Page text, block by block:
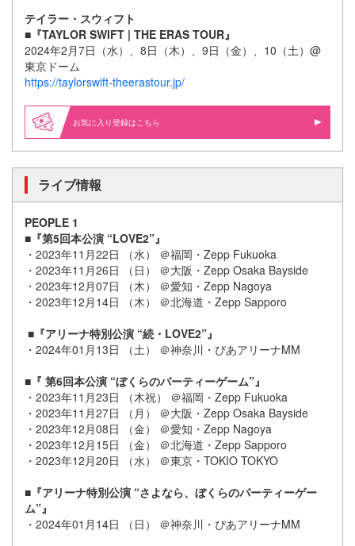
テイラー・スウィフト
■『TAYLOR SWIFT | THE ERAS TOUR』
2024年2月7日（水）、8日（木）、9日（金）、10（土）@
東京ドーム
https://taylorswift-theerastour.jp/
お気に入り登録はこちら
ライブ情報
PEOPLE 1
■『第5回本公演 “LOVE2”』
・2023年11月22日 （水） ＠福岡・Zepp Fukuoka
・2023年11月26日 （日） ＠大阪・Zepp Osaka Bayside
・2023年12月07日 （木） ＠愛知・Zepp Nagoya
・2023年12月14日 （木） ＠​北海道・Zepp Sapporo
■『アリーナ特別公演 “続・LOVE2”』
・2024年01月13日 （土） ＠神奈川・ぴあアリーナMM
■『 第6回本公演 “ぼくらのパーティーゲーム”』
・2023年11月23日 （木祝） ＠福岡・Zepp Fukuoka
・2023年11月27日 （月） ＠大阪・Zepp Osaka Bayside
・2023年12月08日 （金） ＠愛知・Zepp Nagoya
・2023年12月15日 （金） ＠北海道・Zepp Sapporo
・2023年12月20日 （水） ＠東京・TOKIO TOKYO
■『アリーナ特別公演 “さよなら、ぼくらのパーティーゲー
ム”』
・2024年01月14日 （日） ＠神奈川・ぴあアリーナMM